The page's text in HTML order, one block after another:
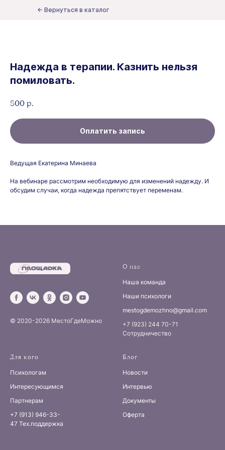
← Вернуться в каталог
Надежда в терапии. Казнить нельзя
помиловать.
800р.
Оплатить запись
Ведущая Екатерина Минаева
На вебинаре рассмотрим необходимую для изменений надежду. И
обсудим случаи, когда надежда препятствует переменам.
© 2020-2026 МестоГдеМожно
О нас
Наша команда
Наши психологи
mestogdemozhno@gmail.com
+7 (923) 244 70-71
Сотрудничество
Для кого
Психологам
Интересующимся
Партнерам
+7 (913) 946-33-
47 Тех.поддержка
Блог
Новости
Интервью
Документы
Оферта